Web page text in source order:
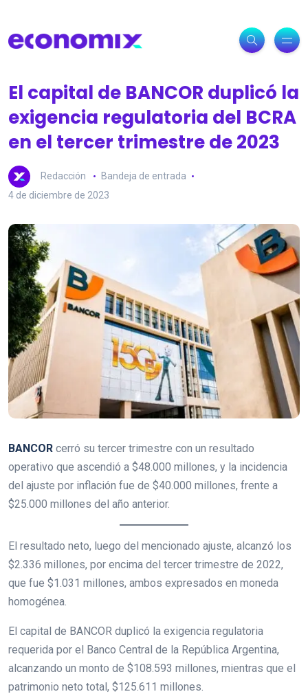
El capital de BANCOR duplicó la
exigencia regulatoria del BCRA
en el tercer trimestre de 2023
Redacción
Bandeja de entrada
4 de diciembre de 2023
BANCOR cerró su tercer trimestre con un resultado
operativo que ascendió a $48.000 millones, y la incidencia
del ajuste por inflación fue de $40.000 millones, frente a
$25.000 millones del año anterior.
El resultado neto, luego del mencionado ajuste, alcanzó los
$2.336 millones, por encima del tercer trimestre de 2022,
que fue $1.031 millones, ambos expresados en moneda
homogénea.
El capital de BANCOR duplicó la exigencia regulatoria
requerida por el Banco Central de la República Argentina,
alcanzando un monto de $108.593 millones, mientras que el
patrimonio neto total, $125.611 millones.